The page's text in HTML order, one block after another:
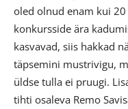
oled olnud enam kui
konkursside ära
kasvavad, siis hakkad
täpsemini mustrivigu,
üldse tulla ei pruugi.
tihti osaleva Remo